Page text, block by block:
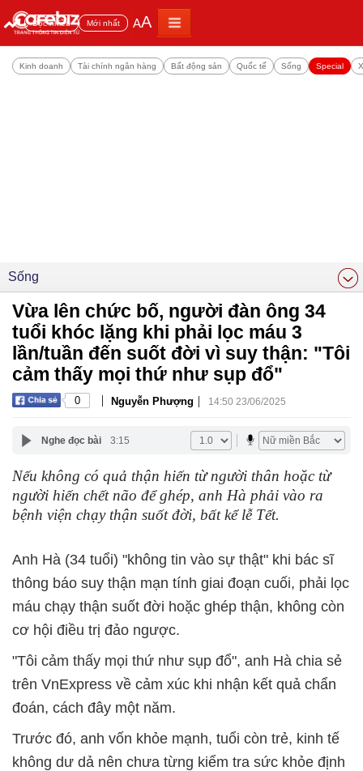
Đọc nhiều Mới nhất AA
Kinh doanh Tài chính ngân hàng Bất động sản Quốc tế Sống Special
Sống
Vừa lên chức bố, người đàn ông 34
tuổi khóc lặng khi phải lọc máu 3
lần/tuần đến suốt đời vì suy thận: "Tôi
cảm thấy mọi thứ như sụp đổ"
0 | Nguyễn Phượng | 14:50 23/06/2025
Nghe đọc bài 3:15
Nếu không có quả thận hiến từ người thân hoặc từ
người hiến chết não để ghép, anh Hà phải vào ra
bệnh viện chạy thận suốt đời, bất kể lễ Tết.
Anh Hà (34 tuổi) "không tin vào sự thật" khi bác sĩ
thông báo suy thận mạn tính giai đoạn cuối, phải lọc
máu chạy thận suốt đời hoặc ghép thận, không còn
cơ hội điều trị đảo ngược.
"Tôi cảm thấy mọi thứ như sụp đổ", anh Hà chia sẻ
trên VnExpress về cảm xúc khi nhận kết quả chẩn
đoán, cách đây một năm.
Trước đó, anh vốn khỏe mạnh, tuổi còn trẻ, kinh tế
không dư dả nên chưa từng kiểm tra sức khỏe định